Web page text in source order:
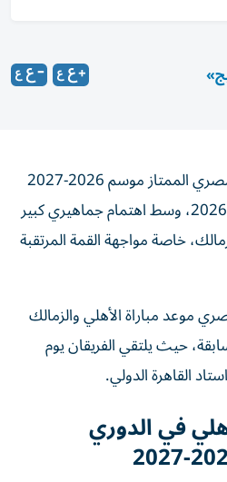
مساء الجمعة 21 أغسطس 2026، وسط اهتمام جماهيري كبير
خاصة مواجهة القمة المرتقبة
حيث يلتقي الفريقان يوم
في الدوري